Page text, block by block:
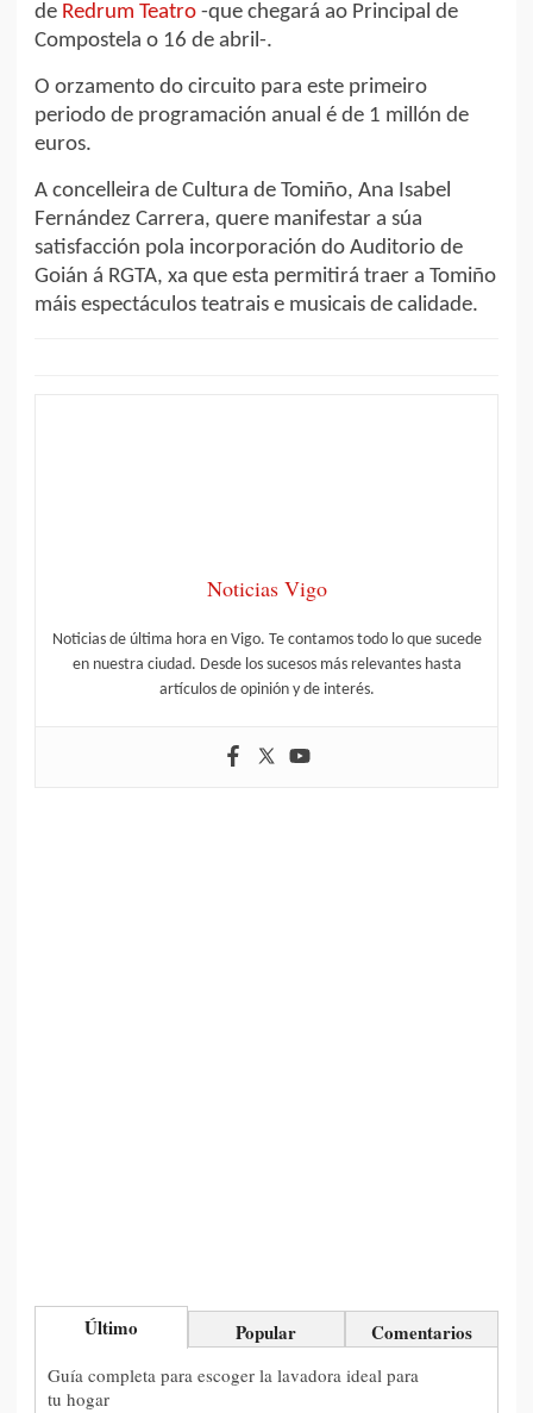
de Redrum Teatro -que chegará ao Principal de
Compostela o 16 de abril-.
O orzamento do circuito para este primeiro
periodo de programación anual é de 1 millón de
euros.
A concelleira de Cultura de Tomiño, Ana Isabel
Fernández Carrera, quere manifestar a súa
satisfacción pola incorporación do Auditorio de
Goián á RGTA, xa que esta permitirá traer a Tomiño
máis espectáculos teatrais e musicais de calidade.
Noticias Vigo
Noticias de última hora en Vigo. Te contamos todo lo que sucede
en nuestra ciudad. Desde los sucesos más relevantes hasta
artículos de opinión y de interés.
Último Popular Comentarios
Guía completa para escoger la lavadora ideal para
tu hogar